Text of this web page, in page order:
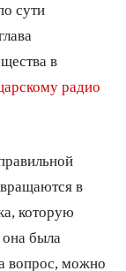
сути
в
радио
в
которую
была
вопрос, можно